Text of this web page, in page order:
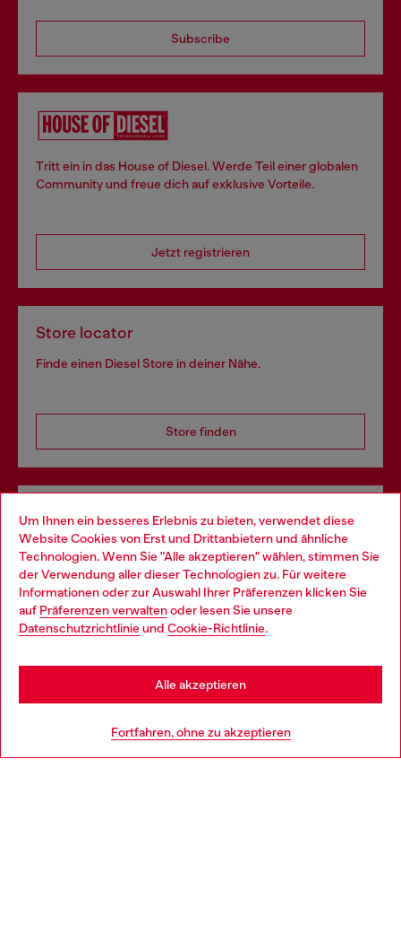
Um Ihnen ein besseres Erlebnis zu bieten, verwendet diese
Website Cookies von Erst und Drittanbietern und ähnliche
Technologien. Wenn Sie "Alle akzeptieren" wählen, stimmen Sie
der Verwendung aller dieser Technologien zu. Für weitere
Informationen oder zur Auswahl Ihrer Präferenzen klicken Sie
auf Präferenzen verwaltenoder lesen Sie unsere
Datenschutzrichtlinieund Cookie-Richtlinie.
Fortfahren, ohne zu akzeptieren
Alle akzeptieren
Subscribe
Tritt ein in das House of Diesel. Werde Teil einer globalen
Community und freue dich auf exklusive Vorteile.
Jetzt registrieren
Store locator
Finde einen Diesel Store in deiner Nähe.
Store finden
Omnichannel-Services
Entdecke unser gesamtes Service-Angebot, online und
im Store.
Mehr erfahren
Choose your location
You are currently browsing Österreich website, but it seems you
may be based in United States